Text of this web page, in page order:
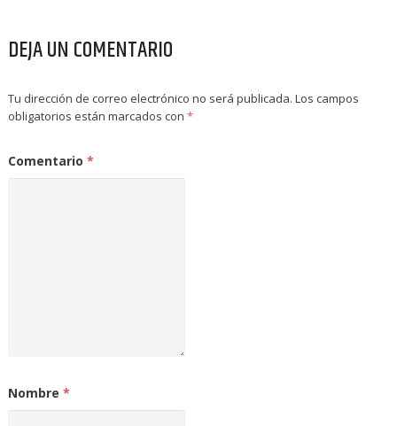
DEJA UN COMENTARIO
Tu dirección de correo electrónico no será publicada. Los campos
obligatorios están marcados con *
Comentario *
Nombre *